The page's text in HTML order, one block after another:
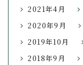
2021年4月
2020年9月
2019年10月
2018年9月